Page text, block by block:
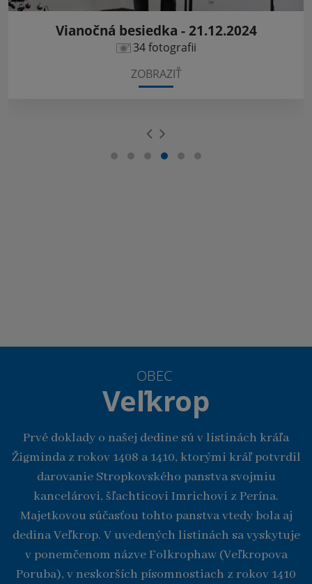
Vianočná besiedka - 21.12.2024
34 fotografii
ZOBRAZIŤ
OBEC
Veľkrop
Prvé doklady o našej dedine sú v listinách kráľa
Žigminda z rokov 1408 a 1410, ktorými kráľ potvrdil
darovanie Stropkovského panstva svojmiu
kancelárovi, šľachticovi Imrichovi z Perína.
Majetkovou súčasťou tohto panstva vtedy bola aj
dedina Veľkrop. V uvedených listinách sa vyskytuje
v ponemčenom názve Folkrophaw (Veľkropova
Poruba), v neskorších písomnostiach z rokov 1410